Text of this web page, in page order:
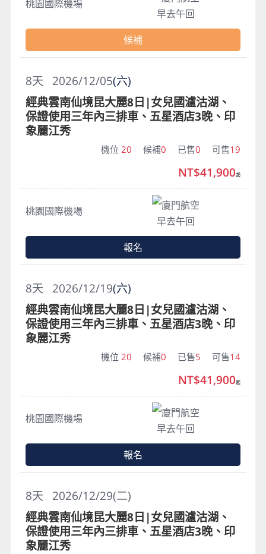
桃園國際機場
早去午回
候補
2026/12/05(六)
8天
經典雲南仙境昆大麗8日|女兒國瀘沽湖、
保證使用三年內三排車、五星酒店3晚、印
象麗江秀
機位 20 候補0 已售0 可售19
桃園國際機場
廈門航空
早去午回
NT$41,900起
報名
2026/12/19(六)
8天
經典雲南仙境昆大麗8日|女兒國瀘沽湖、
保證使用三年內三排車、五星酒店3晚、印
象麗江秀
機位 20 候補0 已售5 可售14
桃園國際機場
廈門航空
早去午回
NT$41,900起
報名
2026/12/29(二)
8天
經典雲南仙境昆大麗8日|女兒國瀘沽湖、
保證使用三年內三排車、五星酒店3晚、印
象麗江秀